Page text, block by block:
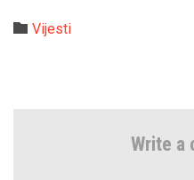
 Category
Vijesti
Write a